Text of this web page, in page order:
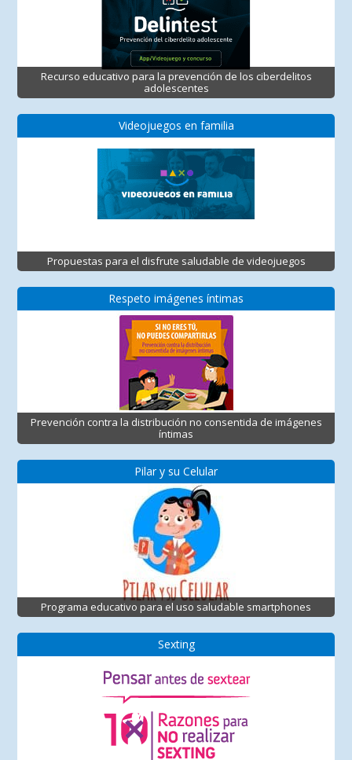
Recurso educativo para la prevención de los ciberdelitos
adolescentes
Videojuegos en familia
Propuestas para el disfrute saludable de videojuegos
Respeto imágenes íntimas
Prevención contra la distribución no consentida de imágenes
íntimas
Pilar y su Celular
Programa educativo para el uso saludable smartphones
Sexting